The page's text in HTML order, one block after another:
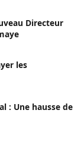
Directeur
les
: Une hausse de